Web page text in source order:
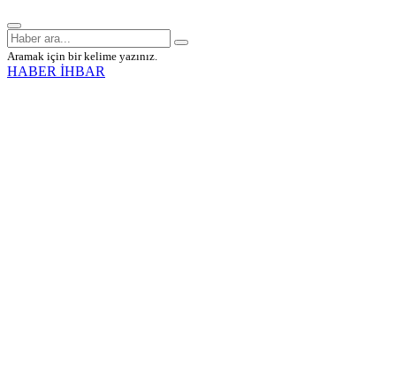
Aramak için bir kelime yazınız.
HABER İHBAR